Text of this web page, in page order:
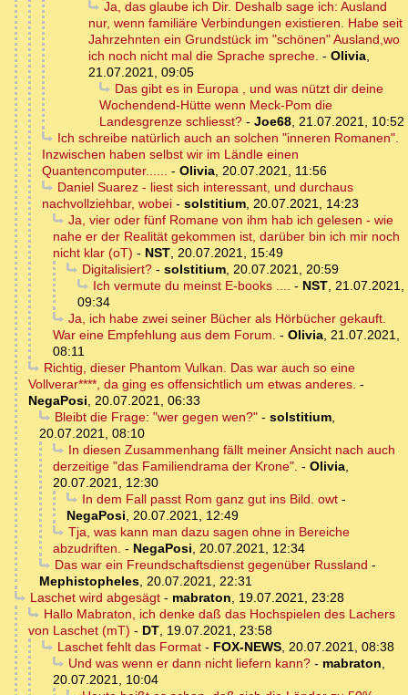
Ja, das glaube ich Dir. Deshalb sage ich: Ausland
nur, wenn familiäre Verbindungen existieren. Habe seit
Jahrzehnten ein Grundstück im "schönen" Ausland,wo
ich noch nicht mal die Sprache spreche. - Olivia,
21.07.2021, 09:05
Das gibt es in Europa , und was nützt dir deine
Wochendend-Hütte wenn Meck-Pom die
Landesgrenze schliesst? - Joe68, 21.07.2021, 10:52
Ich schreibe natürlich auch an solchen "inneren Romanen".
Inzwischen haben selbst wir im Ländle einen
Quantencomputer...... - Olivia, 20.07.2021, 11:56
Daniel Suarez - liest sich interessant, und durchaus
nachvollziehbar, wobei - solstitium, 20.07.2021, 14:23
Ja, vier oder fünf Romane von ihm hab ich gelesen - wie
nahe er der Realität gekommen ist, darüber bin ich mir noch
nicht klar (oT) - NST, 20.07.2021, 15:49
Digitalisiert?- solstitium, 20.07.2021, 20:59
Ich vermute du meinst E-books .... - NST, 21.07.2021,
09:34
Ja, ich habe zwei seiner Bücher als Hörbücher gekauft.
War eine Empfehlung aus dem Forum. - Olivia, 21.07.2021,
08:11
Richtig, dieser Phantom Vulkan. Das war auch so eine
Vollverar****, da ging es offensichtlich um etwas anderes. -
NegaPosi, 20.07.2021, 06:33
Bleibt die Frage: "wer gegen wen?"- solstitium,
20.07.2021, 08:10
In diesen Zusammenhang fällt meiner Ansicht nach auch
derzeitige "das Familiendrama der Krone". - Olivia,
20.07.2021, 12:30
In dem Fall passt Rom ganz gut ins Bild. owt-
NegaPosi, 20.07.2021, 12:49
Tja, was kann man dazu sagen ohne in Bereiche
abzudriften. - NegaPosi, 20.07.2021, 12:34
Das war ein Freundschaftsdienst gegenüber Russland -
Mephistopheles, 20.07.2021, 22:31
Laschet wird abgesägt- mabraton, 19.07.2021, 23:28
Hallo Mabraton, ich denke daß das Hochspielen des Lachers
von Laschet (mT) - DT, 19.07.2021, 23:58
Laschet fehlt das Format- FOX-NEWS, 20.07.2021, 08:38
Und was wenn er dann nicht liefern kann?- mabraton,
20.07.2021, 10:04